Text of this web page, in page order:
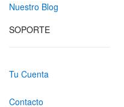
Nuestro Blog
SOPORTE
Tu Cuenta
Contacto